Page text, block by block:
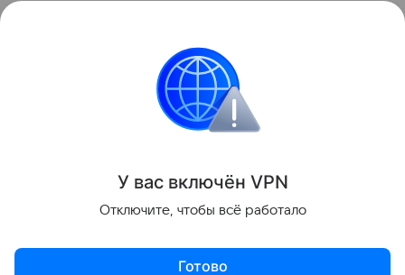
следить за поливом культуры. В последний месяц
лета растению необходим умеренный полив.
У вас включён VPN
Отключите, чтобы всё работало
Готово